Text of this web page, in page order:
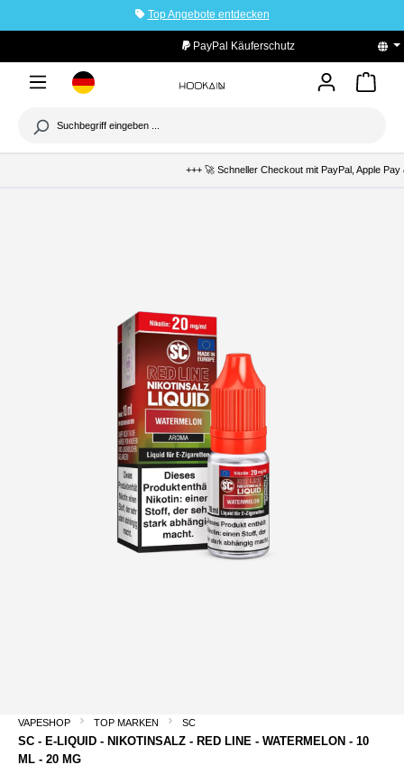
Top Angebote entdecken
PayPal Käuferschutz
+++ 🚀 Schneller Checkout mit PayPal, Apple
VAPESHOP TOP MARKEN SC
SC - E-LIQUID - NIKOTINSALZ - RED LINE - WATERMELON - 10
ML - 20 MG